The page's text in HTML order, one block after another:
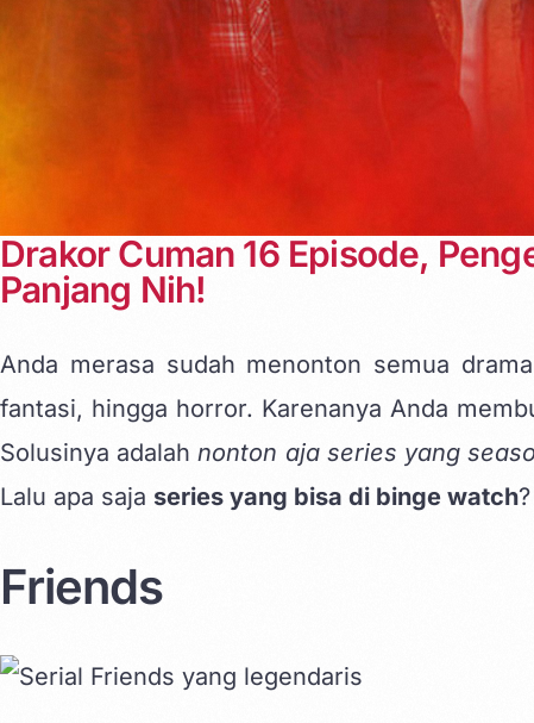
Drakor Cuman 16 Episode,
Panjang Nih!
Anda merasa sudah menonton semua
fantasi, hingga horror. Karenanya Anda
Solusinya adalahnonton aja series yang
Lalu apa saja series yang bisa di binge watch?
Friends